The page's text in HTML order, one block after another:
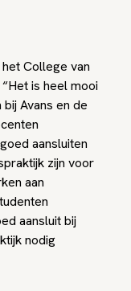
College van
is heel mooi
Avans en de
aansluiten
zijn voor
aan
aansluit bij
nodig